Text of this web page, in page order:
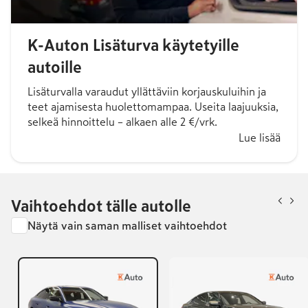
K-Auton Lisäturva käytetyille
autoille
Lisäturvalla varaudut yllättäviin korjauskuluihin ja
teet ajamisesta huolettomampaa. Useita laajuuksia,
selkeä hinnoittelu – alkaen alle 2 €/vrk.
Lue lisää
Vaihtoehdot tälle autolle
Näytä vain saman malliset vaihtoehdot